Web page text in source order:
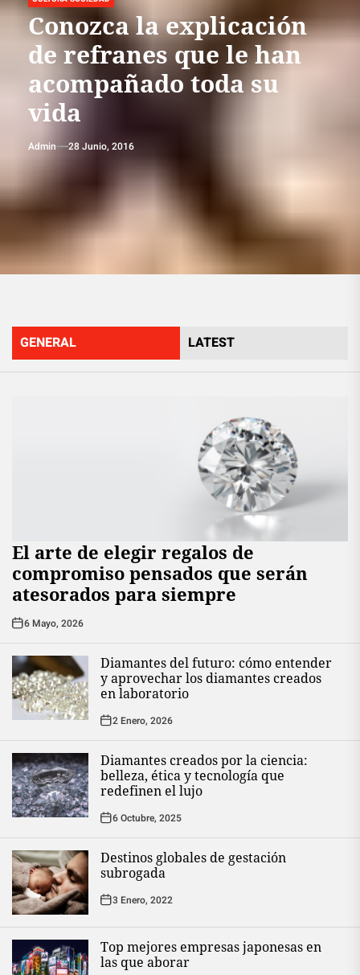
Conozca la explicación
de refranes que le han
acompañado toda su
vida
Admin 28 Junio, 2016
GENERAL LATEST
El arte de elegir regalos de
compromiso pensados que serán
atesorados para siempre
6 Mayo, 2026
Diamantes del futuro: cómo entender
y aprovechar los diamantes creados
en laboratorio
2 Enero, 2026
Diamantes creados por la ciencia:
belleza, ética y tecnología que
redefinen el lujo
6 Octubre, 2025
Destinos globales de gestación
subrogada
3 Enero, 2022
Top mejores empresas japonesas en
las que aborar